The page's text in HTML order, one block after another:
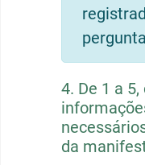
4. De 1 a
da